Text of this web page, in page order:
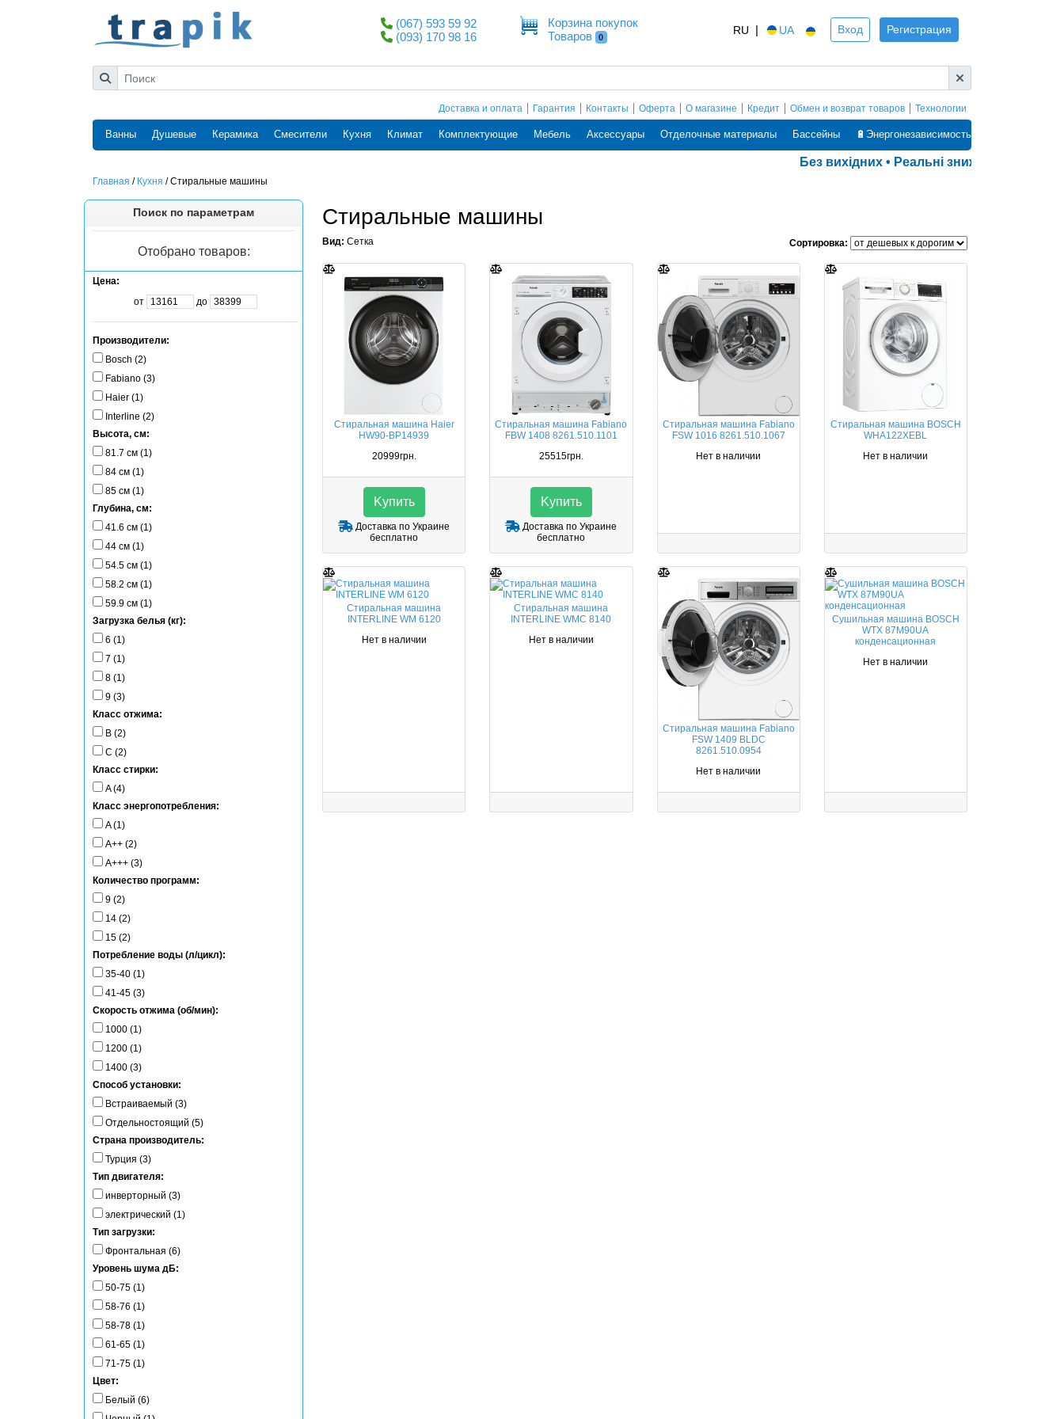
(067) 593 59 92
(093) 170 98 16
Корзина покупок
Товаров
0
RU | UA Вход Регистрация
Доставка и оплата Гарантия Контакты Оферта О магазине Кредит Обмен и возврат товаров Технологии
Ванны Душевые Керамика Смесители Кухня Климат Комплектующие Мебель Аксессуары Отделочные материалы Бассейны 🔋Энергонезависимость
Без вихідних • Реальні знижки • Оплата
Главная / Кухня /Стиральные машины
Поиск по параметрам
Отобрано товаров:
Цена:
от
до
Производители:
Bosch (2)
Fabiano (3)
Haier (1)
Interline (2)
Высота, см:
81.7 см (1)
84 см (1)
85 см (1)
Глубина, см:
41.6 см (1)
44 см (1)
54.5 см (1)
58.2 см (1)
59.9 см (1)
Загрузка белья (кг):
6 (1)
7 (1)
8 (1)
9 (3)
Класс отжима:
B (2)
C (2)
Класс стирки:
A (4)
Класс энергопотребления:
A (1)
A++ (2)
A+++ (3)
Количество программ:
9 (2)
14 (2)
15 (2)
Потребление воды (л/цикл):
35-40 (1)
41-45 (3)
Скорость отжима (об/мин):
1000 (1)
1200 (1)
1400 (3)
Способ установки:
Встраиваемый (3)
Отдельностоящий (5)
Страна производитель:
Турция (3)
Тип двигателя:
инверторный (3)
электрический (1)
Тип загрузки:
Фронтальная (6)
Уровень шума дБ:
50-75 (1)
58-76 (1)
58-78 (1)
61-65 (1)
71-75 (1)
Цвет:
Белый (6)
Стиральные машины
Вид: Сетка Сортировка:
Стиральная машина Haier
HW90-BP14939
20999грн.
Kупить
Доставка по Украине
бесплатно
Стиральная машина Fabiano
FBW 1408 8261.510.1101
25515грн.
Kупить
Доставка по Украине
бесплатно
Стиральная машина Fabiano
FSW 1016 8261.510.1067
Нет в наличии
Стиральная машина BOSCH
WHA122XEBL
Нет в наличии
Стиральная машина
INTERLINE WM 6120
Нет в наличии
Стиральная машина
INTERLINE WMC 8140
Нет в наличии
Стиральная машина Fabiano
FSW 1409 BLDC
8261.510.0954
Нет в наличии
Сушильная машина BOSCH
WTX 87M90UA
конденсационная
Нет в наличии